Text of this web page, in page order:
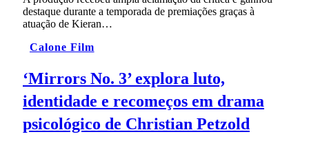
destaque durante a temporada de premiações graças à
atuação de Kieran…
Calone Film
‘Mirrors No. 3’ explora luto,
identidade e recomeços em drama
psicológico de Christian Petzold